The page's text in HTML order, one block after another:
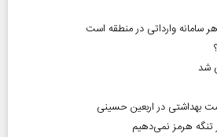
هر سامانه وارداتی در منطقه است
شد
تنگه هرمز نمی‌دهیم